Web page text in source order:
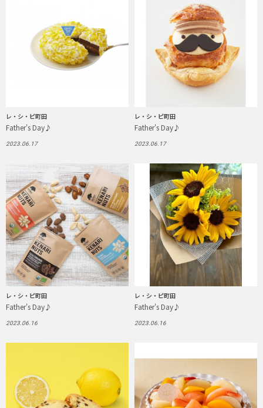
レ・シ・ピ町田
Father's Day♪
2023.06.17
レ・シ・ピ町田
Father's Day♪
2023.06.17
レ・シ・ピ町田
Father's Day♪
2023.06.16
レ・シ・ピ町田
Father's Day♪
2023.06.16